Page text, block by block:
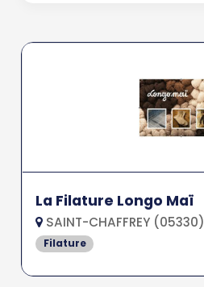
La Filature Longo Maï
SAINT-CHAFFREY (05330)
Filature